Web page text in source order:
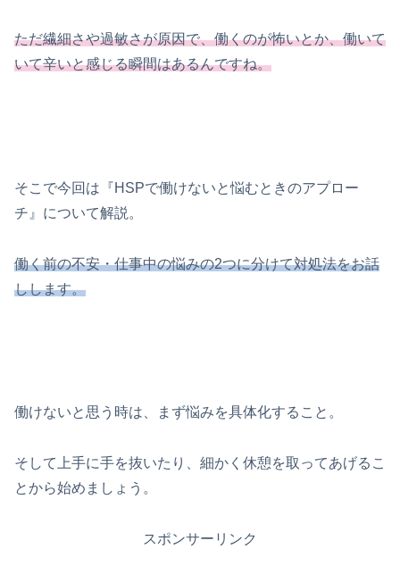
ただ繊細さや過敏さが原因で、働くのが怖いとか、働いて
いて辛いと感じる瞬間はあるんですね。
そこで今回は『HSPで働けないと悩むときのアプロー
チ』について解説。
働く前の不安・仕事中の悩みの2つに分けて対処法をお話
しします。
働けないと思う時は、まず悩みを具体化すること。
そして上手に手を抜いたり、細かく休憩を取ってあげるこ
とから始めましょう。
スポンサーリンク